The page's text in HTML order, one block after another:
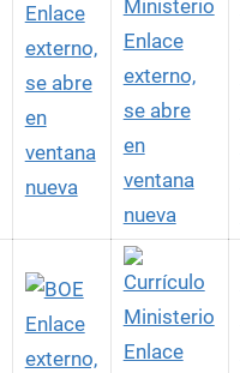
Enlace
externo,
se abre
en
ventana
nueva
Enlace
externo,
se abre
en
ventana
nueva
Enlace
externo,
Enlace